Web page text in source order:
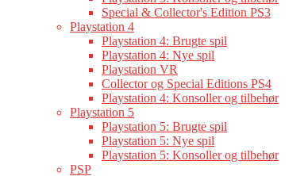
Special & Collector's Edition PS3
Playstation 4
Playstation 4: Brugte spil
Playstation 4: Nye spil
Playstation VR
Collector og Special Editions PS4
Playstation 4: Konsoller og tilbehør
Playstation 5
Playstation 5: Brugte spil
Playstation 5: Nye spil
Playstation 5: Konsoller og tilbehør
PSP